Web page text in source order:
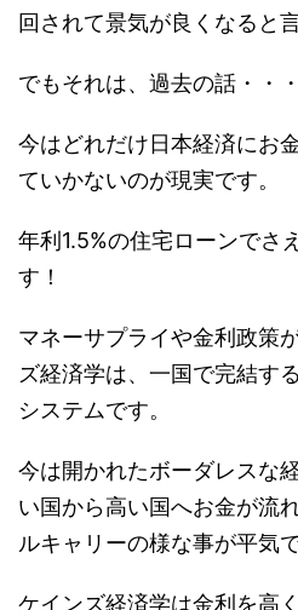
回されて景気が良くなると
でもそれは、過去の話・・・
今はどれだけ日本経済にお
ていかないのが現実です。
年利1.5%の住宅ローンでさ
す！
マネーサプライや金利政策
ズ経済学は、一国で完結す
システムです。
今は開かれたボーダレスな
い国から高い国へお金が流
ルキャリーの様な事が平気
ケインズ経済学は金利を高